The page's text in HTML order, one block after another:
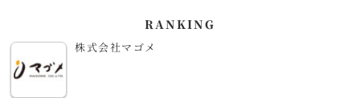
RANKING
株式会社マゴメ